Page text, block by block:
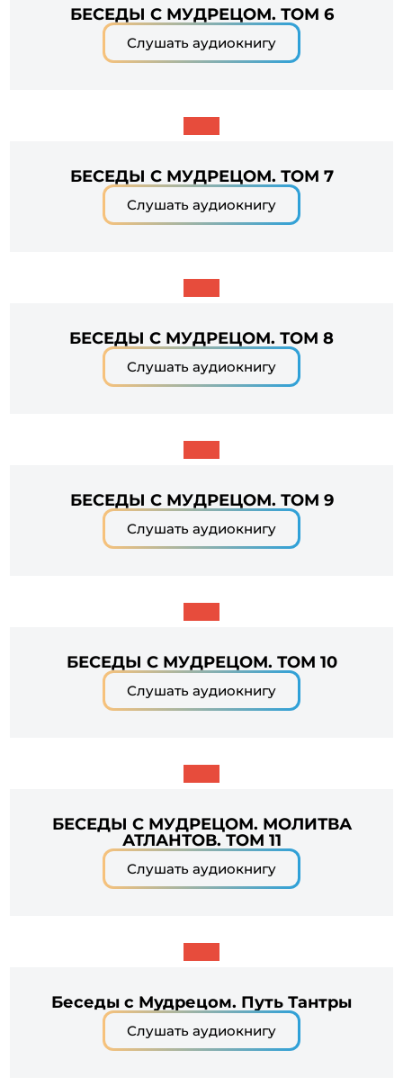
БЕСЕДЫ С МУДРЕЦОМ. ТОМ 6
Слушать аудиокнигу
БЕСЕДЫ С МУДРЕЦОМ. ТОМ 7
Слушать аудиокнигу
БЕСЕДЫ С МУДРЕЦОМ. ТОМ 8
Слушать аудиокнигу
БЕСЕДЫ С МУДРЕЦОМ. ТОМ 9
Слушать аудиокнигу
БЕСЕДЫ С МУДРЕЦОМ. ТОМ 10
Слушать аудиокнигу
БЕСЕДЫ С МУДРЕЦОМ. МОЛИТВА
АТЛАНТОВ. ТОМ 11
Слушать аудиокнигу
Беседы с Мудрецом. Путь Тантры
Слушать аудиокнигу